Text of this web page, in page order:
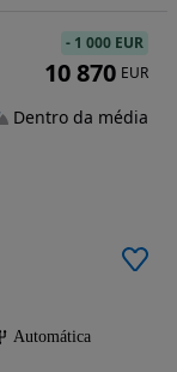
Automática
- 1 000 EUR
10 870 EUR
Dentro da média